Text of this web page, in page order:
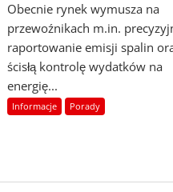
Obecnie rynek wymusza na
przewoźnikach m.in.
raportowanie emisji spalin
ścisłą kontrolę wydatków na
energię...
Informacje Porady